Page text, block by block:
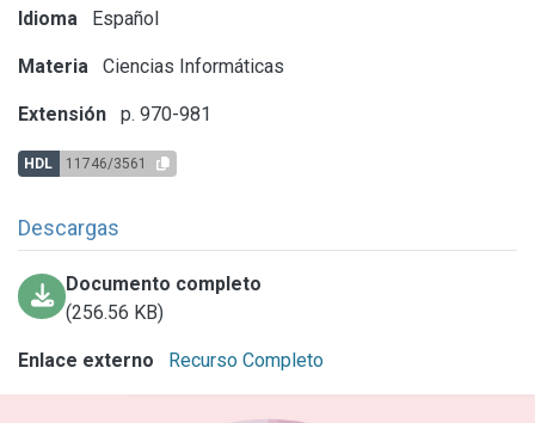
Idioma Español
Materia Ciencias Informáticas
Extensión p. 970-981
HDL 11746/3561
Descargas
Documento completo
(256.56 KB)
Enlace externo Recurso Completo